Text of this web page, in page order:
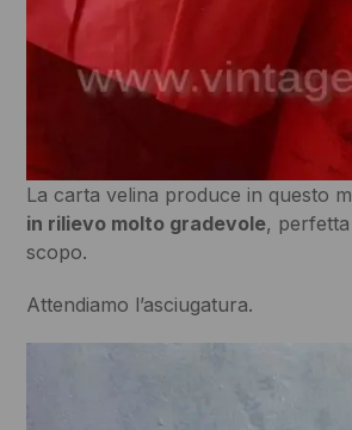
La carta velina produce in questo
in rilievo molto gradevole,
scopo.
Attendiamo l’asciugatura.